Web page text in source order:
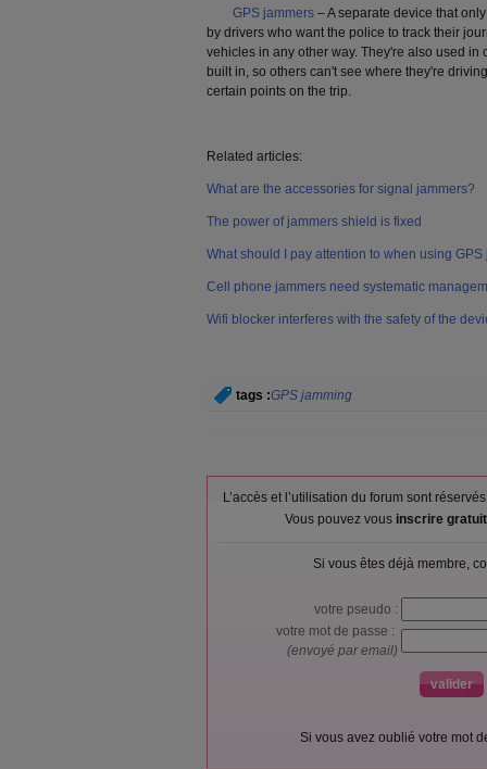
GPS jammers – A separate device that
by drivers who want the police to track their
vehicles in any other way. They're also used in
built in, so others can't see where they're
certain points on the trip.
Related articles:
What are the accessories for signal jammers?
The power of jammers shield is fixed
What should I pay attention to when using
Cell phone jammers need systematic
Wifi blocker interferes with the safety of the
tags :GPS jamming
L’accès et l’utilisation du forum sont
Vous pouvez vous inscrire
Si vous êtes déjà membre,
votre pseudo :
votre mot de passe :
(envoyé par email)
Si vous avez oublié votre mot